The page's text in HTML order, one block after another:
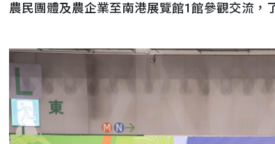
農民團體及農企業至南港展覽館1館參觀交流，